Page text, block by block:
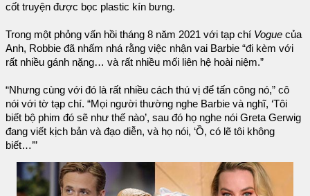
cốt truyện được bọc plastic kín bưng.
Trong một phỏng vấn hồi tháng 8 năm 2021 với tạp chí Vogue của
Anh, Robbie đã nhấm nhá rằng việc nhận vai Barbie “đi kèm với
rất nhiều gánh nặng… và rất nhiều mối liên hệ hoài niệm.”
“Nhưng cùng với đó là rất nhiều cách thú vị để tấn công nó,” cô
nói với tờ tạp chí. “Mọi người thường nghe Barbie và nghĩ, ‘Tôi
biết bộ phim đó sẽ như thế nào’, sau đó họ nghe nói Greta Gerwig
đang viết kịch bản và đạo diễn, và họ nói, ‘Ồ, có lẽ tôi không
biết…’”